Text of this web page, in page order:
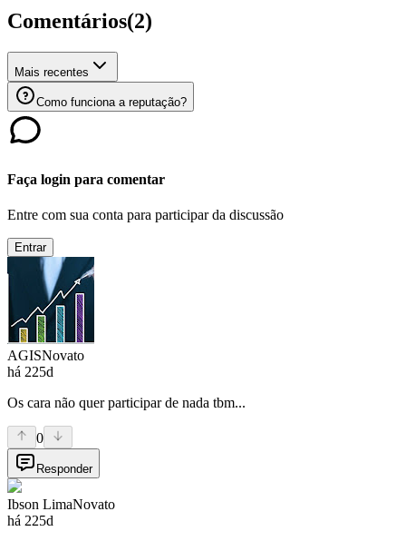
Comentários(2)
Mais recentes
Como funciona a reputação?
Faça login para comentar
Entre com sua conta para participar da discussão
Entrar
AGISNovato
há 225d
Os cara não quer participar de nada tbm...
0
Responder
Ibson LimaNovato
há 225d